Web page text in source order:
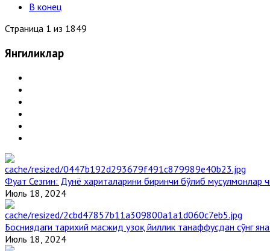
В конец
Страница 1 из 1849
Янгиликлар
Фуат Сезгин: Дунё хариталарини биринчи бўлиб мусулмонлар
Июль 18, 2024
Босниядаги тарихий масжид узоқ йиллик танаффусдан сўнг
Июль 18, 2024